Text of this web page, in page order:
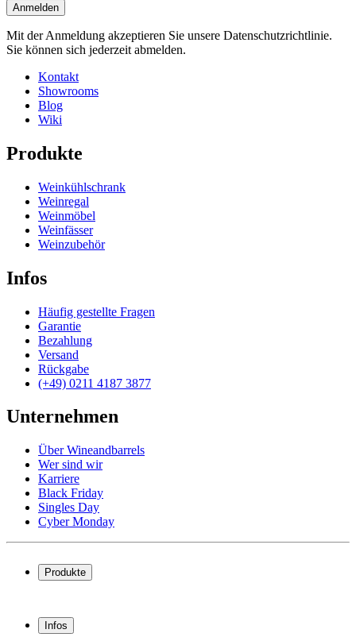
Anmelden
Mit der Anmeldung akzeptieren Sie unsere Datenschutzrichtlinie.
Sie können sich jederzeit abmelden.
Kontakt
Showrooms
Blog
Wiki
Produkte
Weinkühlschrank
Weinregal
Weinmöbel
Weinfässer
Weinzubehör
Infos
Häufig gestellte Fragen
Garantie
Bezahlung
Versand
Rückgabe
(+49) 0211 4187 3877
Unternehmen
Über Wineandbarrels
Wer sind wir
Karriere
Black Friday
Singles Day
Cyber Monday
Produkte
Weinregal
Weinmöbel
Infos